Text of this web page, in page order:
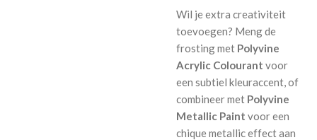
Wil je extra creativiteit
toevoegen? Meng de
frosting met Polyvine
Acrylic Colourant voor
een subtiel kleuraccent, of
combineer met Polyvine
Metallic Paint voor een
chique metallic effect aan